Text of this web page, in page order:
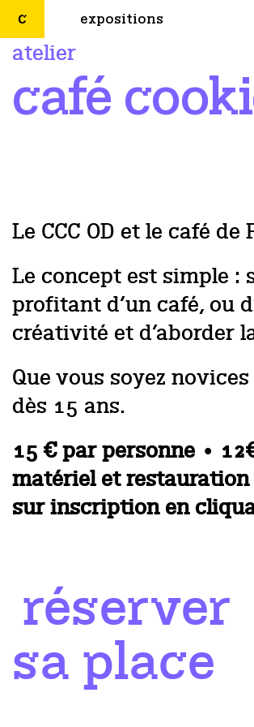
expositions
atelier
café
Le CCC OD et le café
Le concept est simple :
profitant d’un café, ou
créativité et d’aborder
Que vous soyez
dès 15 ans.
15 € par personne •
matériel et
sur inscription en
réserver
sa place